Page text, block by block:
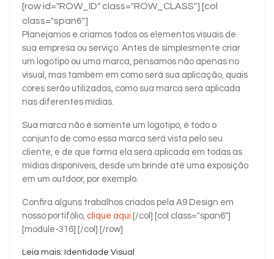
[row id="ROW_ID" class="ROW_CLASS"] [col
class="span6"]
Planejamos e criamos todos os elementos visuais de
sua empresa ou serviço. Antes de simplesmente criar
um logotipo ou uma marca, pensamos não apenas no
visual, mas também em como será sua aplicação, quais
cores serão utilizadas, como sua marca será aplicada
nas diferentes mídias.
Sua marca não é somente um logotipo, é todo o
conjunto de como essa marca será vista pelo seu
cliente, e de que forma ela será aplicada em todas as
mídias disponíveis, desde um brinde até uma exposição
em um outdoor, por exemplo.
Confira alguns trabalhos criados pela A9 Design em
nosso portifólio, clique aqui .[/col] [col class="span6"]
[module-316] [/col] [/row]
Leia mais: Identidade Visual